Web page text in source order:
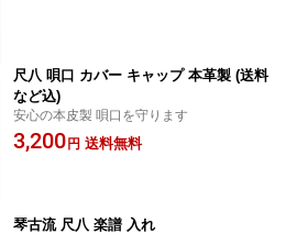
尺八 唄口 カバー キャップ 本革製 (送料
など込)
安心の本皮製 唄口を守ります
3,200 円 送料無料
琴古流 尺八 楽譜 入れ